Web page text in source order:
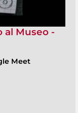
al Museo -
Meet